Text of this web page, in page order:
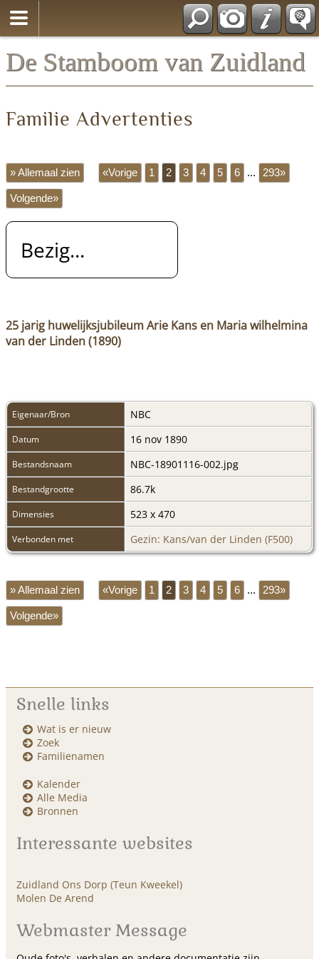
De Stamboom van Zuidland
Familie Advertenties
» Allemaal zien «Vorige 1 2 3 4 5 6 ... 293»
Volgende»
Bezig...
25 jarig huwelijksjubileum Arie Kans en Maria wilhelmina
van der Linden (1890)
Eigenaar/Bron NBC
Datum 16 nov 1890
Bestandsnaam NBC-18901116-002.jpg
Bestandgrootte 86.7k
Dimensies 523 x 470
Verbonden met Gezin: Kans/van der Linden (F500)
» Allemaal zien «Vorige 1 2 3 4 5 6 ... 293»
Volgende»
Snelle links
Wat is er nieuw
Zoek
Familienamen
Kalender
Alle Media
Bronnen
Interessante websites
Zuidland Ons Dorp (Teun Kweekel)
Molen De Arend
Webmaster Message